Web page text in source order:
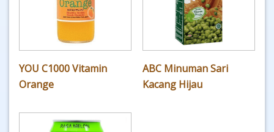
YOU C1000 Vitamin
Orange
ABC Minuman Sari
Kacang Hijau